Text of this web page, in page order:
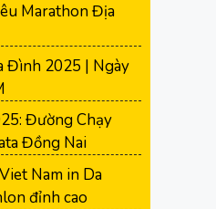
Marathon Địa
Đình 2025 | Ngày
Đường Chạy
Đồng Nai
Nam in Da
đỉnh cao